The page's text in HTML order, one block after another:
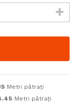
Metri pătrați
Metri pătrați